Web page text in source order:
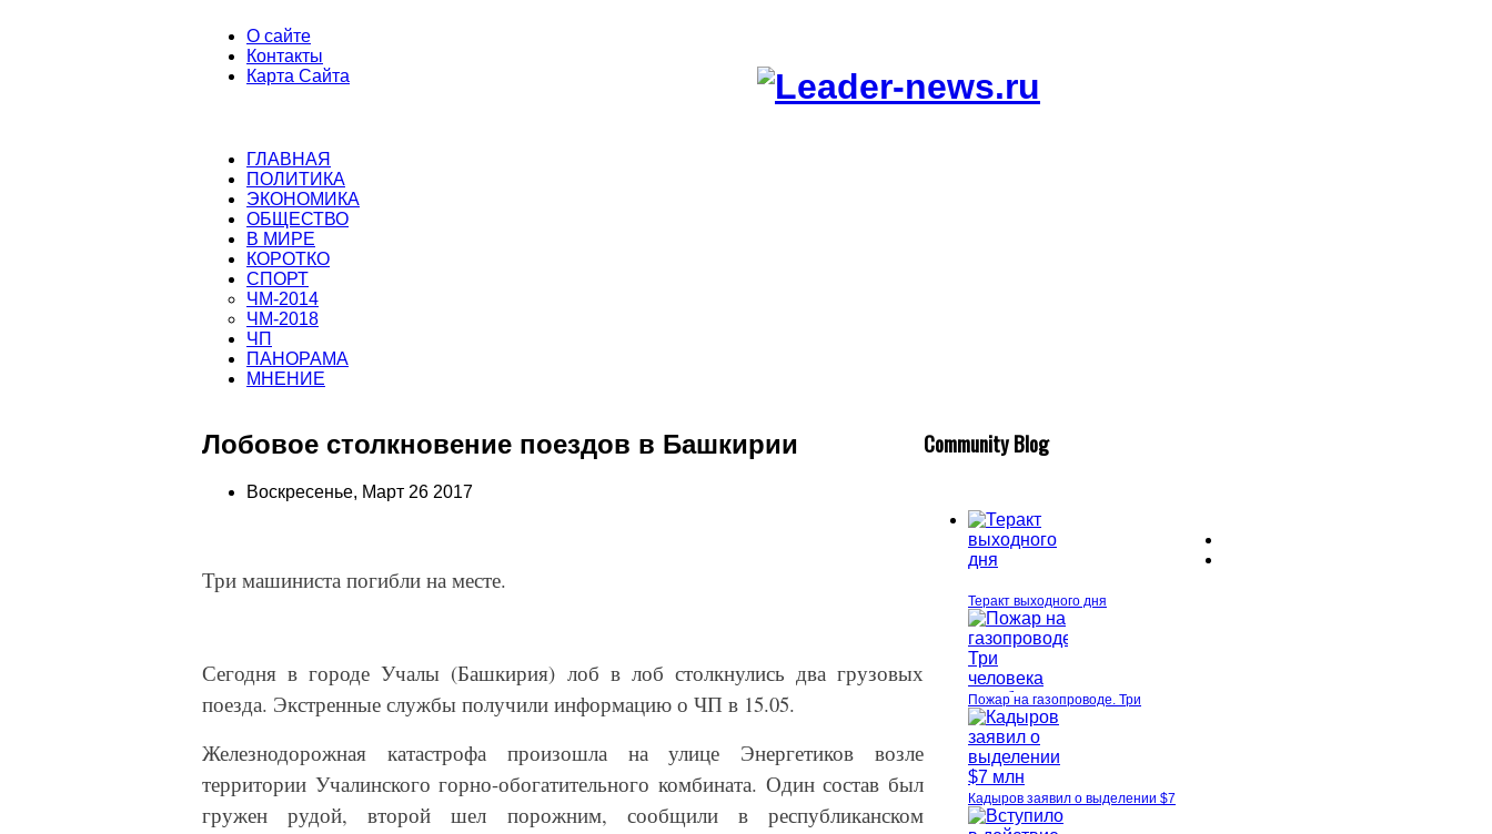
О сайте
Контакты
Карта Сайта
ГЛАВНАЯ
ПОЛИТИКА
ЭКОНОМИКА
ОБЩЕСТВО
В МИРЕ
КОРОТКО
СПОРТ
ЧМ-2014
ЧМ-2018
ЧП
ПАНОРАМА
МНЕНИЕ
Лобовое столкновение поездов в Башкирии
Воскресенье, Март 26 2017
Три машиниста погибли на месте.
Сегодня в городе Учалы (Башкирия) лоб в лоб столкнулись два грузовых
поезда. Экстренные службы получили информацию о ЧП в 15.05.
Железнодорожная катастрофа произошла на улице Энергетиков возле
территории Учалинского горно-обогатительного комбината. Один состав был
гружен рудой, второй шел порожним, сообщили в республиканском
Community Blog
Теракт выходного дня
Пожар на газопроводе. Три
Кадыров заявил о выделении $7